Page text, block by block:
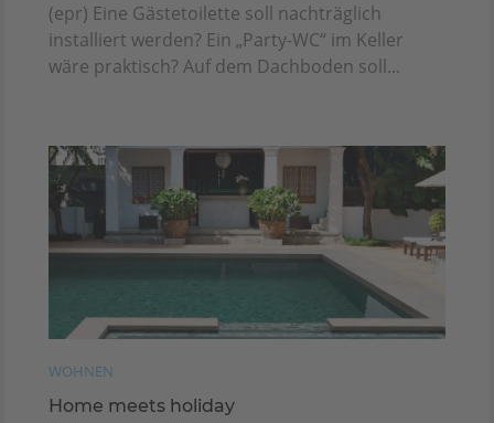
(epr) Eine Gästetoilette soll nachträglich
installiert werden? Ein „Party-WC“ im Keller
wäre praktisch? Auf dem Dachboden soll...
WOHNEN
Home meets holiday